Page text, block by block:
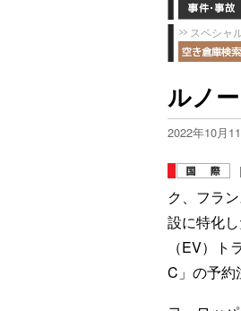
スペシャ
ルノ
2022年10月
ク、フラ
設に特化
（EV）ト
C」の予約